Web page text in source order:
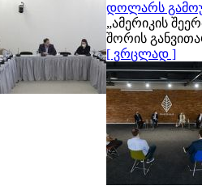
დოლარს
„ამერიკის
შორის
[ ვრცლად ]